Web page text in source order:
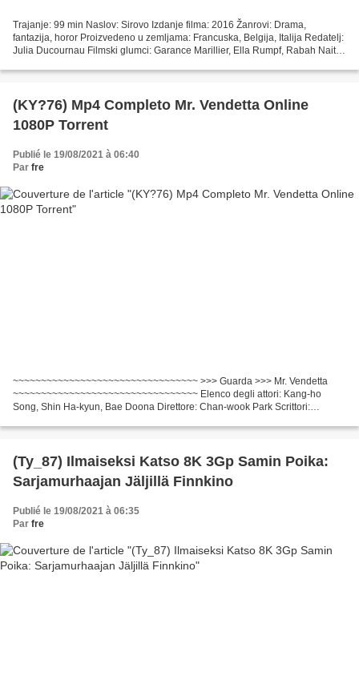
Trajanje: 99 min Naslov: Sirovo Izdanje filma: 2016 Žanrovi: Drama,
fantazija, horor Proizvedeno u zemljama: Francuska, Belgija, Italija Redatelj:
Julia Ducournau Filmski glumci: Garance Marillier, Ella Rumpf, Rabah Nait
(KY?76) Mp4 Completo Mr. Vendetta Online
1080P Torrent
Publié le 19/08/2021 à 06:40
Par fre
~~~~~~~~~~~~~~~~~~~~~~~~~~~~~~~~~ >>> Guarda >>> Mr. Vendetta
~~~~~~~~~~~~~~~~~~~~~~~~~~~~~~~~~ Elenco degli attori: Kang-ho
Song, Shin Ha-kyun, Bae Doona Direttore: Chan-wook Park Scrittori:
(Ty_87) Ilmaiseksi Katso 8K 3Gp Samin Poika:
Sarjamurhaajan Jäljillä Finnkino
Publié le 19/08/2021 à 06:35
Par fre